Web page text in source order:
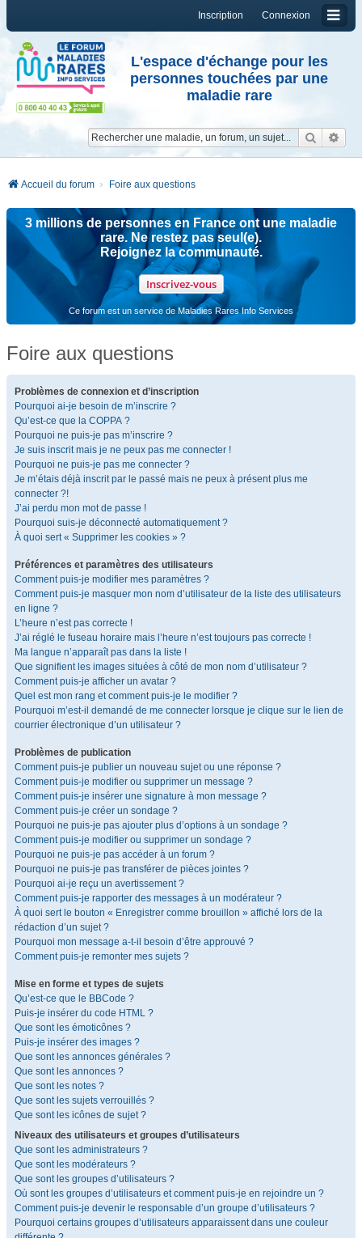
Connexion
Inscription
L'espace d'échange pour les
personnes touchées par une
maladie rare
Accueil du forum Foire aux questions
3 millions de personnes en France ont une maladie
rare. Ne restez pas seul(e).
Rejoignez la communauté.
Inscrivez-vous
Ce forum est un service de Maladies Rares Info Services
Foire aux questions
Problèmes de connexion et d’inscription
Pourquoi ai-je besoin de m’inscrire ?
Qu’est-ce que la COPPA ?
Pourquoi ne puis-je pas m’inscrire ?
Je suis inscrit mais je ne peux pas me connecter !
Pourquoi ne puis-je pas me connecter ?
Je m’étais déjà inscrit par le passé mais ne peux à présent plus me
connecter ?!
J’ai perdu mon mot de passe !
Pourquoi suis-je déconnecté automatiquement ?
À quoi sert « Supprimer les cookies » ?
Préférences et paramètres des utilisateurs
Comment puis-je modifier mes paramètres ?
Comment puis-je masquer mon nom d’utilisateur de la liste des utilisateurs
en ligne ?
L’heure n’est pas correcte !
J’ai réglé le fuseau horaire mais l’heure n’est toujours pas correcte !
Ma langue n’apparaît pas dans la liste !
Que signifient les images situées à côté de mon nom d’utilisateur ?
Comment puis-je afficher un avatar ?
Quel est mon rang et comment puis-je le modifier ?
Pourquoi m’est-il demandé de me connecter lorsque je clique sur le lien de
courrier électronique d’un utilisateur ?
Problèmes de publication
Comment puis-je publier un nouveau sujet ou une réponse ?
Comment puis-je modifier ou supprimer un message ?
Comment puis-je insérer une signature à mon message ?
Comment puis-je créer un sondage ?
Pourquoi ne puis-je pas ajouter plus d’options à un sondage ?
Comment puis-je modifier ou supprimer un sondage ?
Pourquoi ne puis-je pas accéder à un forum ?
Pourquoi ne puis-je pas transférer de pièces jointes ?
Pourquoi ai-je reçu un avertissement ?
Comment puis-je rapporter des messages à un modérateur ?
À quoi sert le bouton « Enregistrer comme brouillon » affiché lors de la
rédaction d’un sujet ?
Pourquoi mon message a-t-il besoin d’être approuvé ?
Comment puis-je remonter mes sujets ?
Mise en forme et types de sujets
Qu’est-ce que le BBCode ?
Puis-je insérer du code HTML ?
Que sont les émoticônes ?
Puis-je insérer des images ?
Que sont les annonces générales ?
Que sont les annonces ?
Que sont les notes ?
Que sont les sujets verrouillés ?
Que sont les icônes de sujet ?
Niveaux des utilisateurs et groupes d’utilisateurs
Que sont les administrateurs ?
Que sont les modérateurs ?
Que sont les groupes d’utilisateurs ?
Où sont les groupes d’utilisateurs et comment puis-je en rejoindre un ?
Comment puis-je devenir le responsable d’un groupe d’utilisateurs ?
Pourquoi certains groupes d’utilisateurs apparaissent dans une couleur